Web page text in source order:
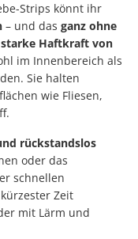
Strips könnt ihr
– und das ganz ohne
starke Haftkraft von
im Innenbereich als
Sie halten
wie Fliesen,
rückstandslos
oder das
schnellen
Zeit
mit Lärm und